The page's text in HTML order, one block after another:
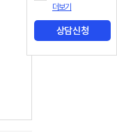
더보기
상담신청